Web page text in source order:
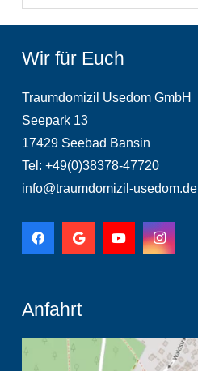
Wir für Euch
Traumdomizil Usedom GmbH
Seepark 13
17429 Seebad Bansin
Tel: +49(0)38378-47720
info@traumdomizil-usedom.de
Anfahrt